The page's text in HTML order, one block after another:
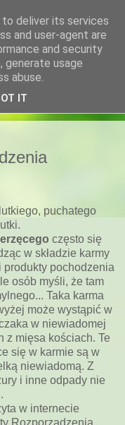
puchatego
często się
w składzie karmy
produkty pochodzenia
osób myśli, że tam
Taka karma
może wystąpić w
w niewiadomej
z mięsa kościach. Te
się w karmie są w
niewiadomą. Z
i inne odpady nie
w internecie
Rozporządzenia
deliver its services
and user-agent are
and security
generate usage
abuse.
IT